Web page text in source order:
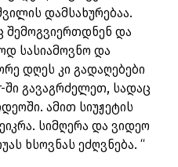
დამსახურებაა.
შემოგვიერთდნენ და
სასიამოვნო და
დღეს კი გადაღებები
გავაგრძელეთ, სადაც
ამით სიუჟეტის
სიმღერა და ვიდეო
ხსოვნას ეძღვნება. “